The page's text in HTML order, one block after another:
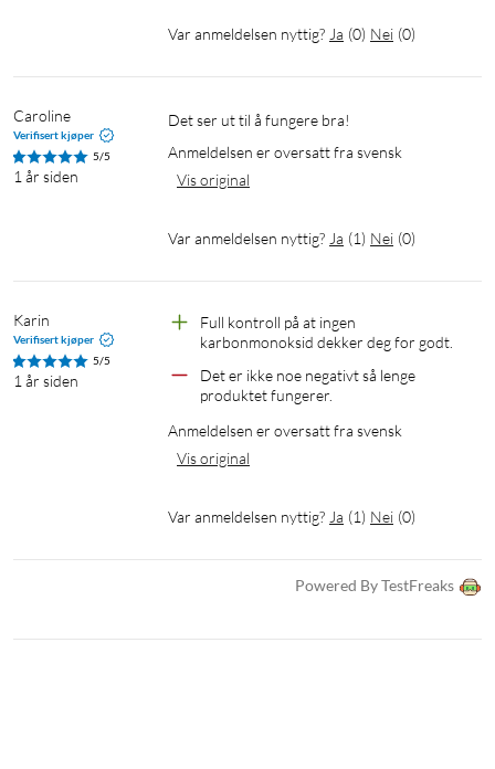
Var anmeldelsen nyttig? Ja (0) Nei (0)
Caroline
Verifisert kjøper
5/5
1 år siden
Det ser ut til å fungere bra!
Anmeldelsen er oversatt fra svensk
Vis original
Var anmeldelsen nyttig? Ja (1) Nei (0)
Karin
Verifisert kjøper
5/5
1 år siden
Full kontroll på at ingen
karbonmonoksid dekker deg for godt.
Det er ikke noe negativt så lenge
produktet fungerer.
Anmeldelsen er oversatt fra svensk
Vis original
Var anmeldelsen nyttig? Ja (1) Nei (0)
Powered By TestFreaks